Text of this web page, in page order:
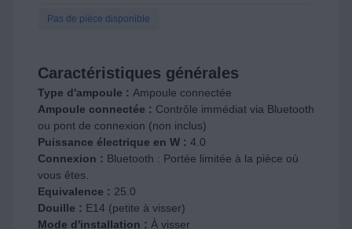
Pas de pièce disponible
Caractéristiques générales
Type d'ampoule : Ampoule connectée
Ampoule connectée : Contrôle immédiat via Bluetooth
ou pont de connexion (non inclus)
Puissance électrique en W : 4.0
Connexion : Bluetooth : Portée limitée à la pièce où
vous êtes.
Equivalence : 25.0
Douille : E14 (petite à visser)
Mode d'installation : À visser